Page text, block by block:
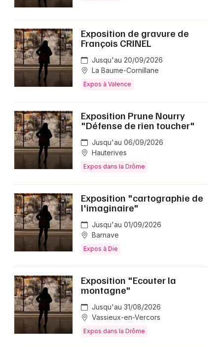
Exposition de gravure de
François CRINEL
Jusqu'au 20/09/2026
La Baume-Cornillane
Expos à Valence
Exposition Prune Nourry
"Défense de rien toucher"
Jusqu'au 06/09/2026
Hauterives
Expos dans la Drôme
Exposition "cartographie de
l'imaginaire"
Jusqu'au 01/09/2026
Barnave
Expos à Die
Exposition "Ecouter la
montagne"
Jusqu'au 31/08/2026
Vassieux-en-Vercors
Expos dans la Drôme